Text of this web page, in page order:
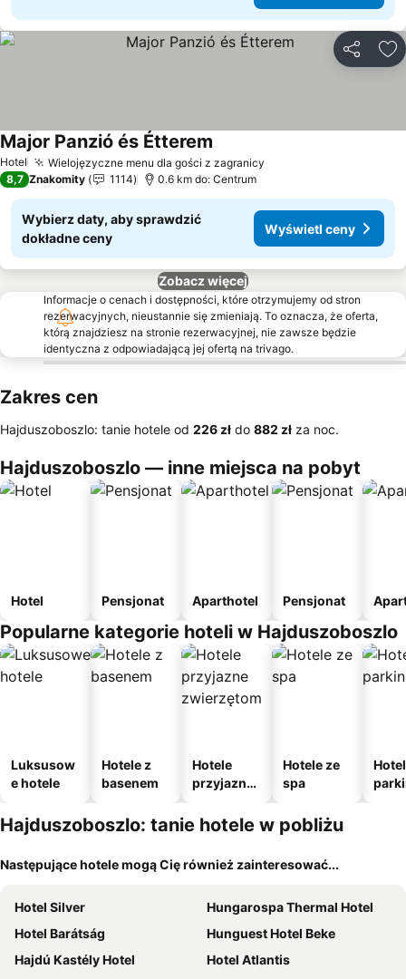
Hotel Wielojęzyczne menu dla gości z zagranicy
Major Panzió és Étterem
8,7 Znakomity 1114 0.6 km do: Centrum
Wybierz daty, aby sprawdzić
dokładne ceny
Wyświetl ceny
Zobacz więcej
Informacje o cenach i dostępności, które otrzymujemy od stron
rezerwacyjnych, nieustannie się zmieniają. To oznacza, że oferta,
którą znajdziesz na stronie rezerwacyjnej, nie zawsze będzie
identyczna z odpowiadającą jej ofertą na trivago.
Zakres cen
Hajduszoboszlo: tanie hotele od ‎226 zł do ‎882 zł za noc.
Hajduszoboszlo — inne miejsca na pobyt
Hotel Pensjonat Aparthotel Pensjonat
Popularne kategorie hoteli w Hajduszoboszlo
Luksusow
e hotele
Hotele z
basenem
Hotele
przyjazne
m
Hotele ze
spa
Hajduszoboszlo: tanie hotele w pobliżu
Następujące hotele mogą Cię również zainteresować...
Hotel Silver
Hungarospa Thermal Hotel
Hotel Barátság
Hunguest Hotel Beke
Hajdú Kastély Hotel
Hotel Atlantis